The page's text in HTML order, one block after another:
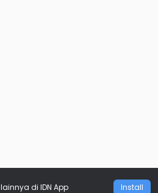
lainnya di IDN App Install